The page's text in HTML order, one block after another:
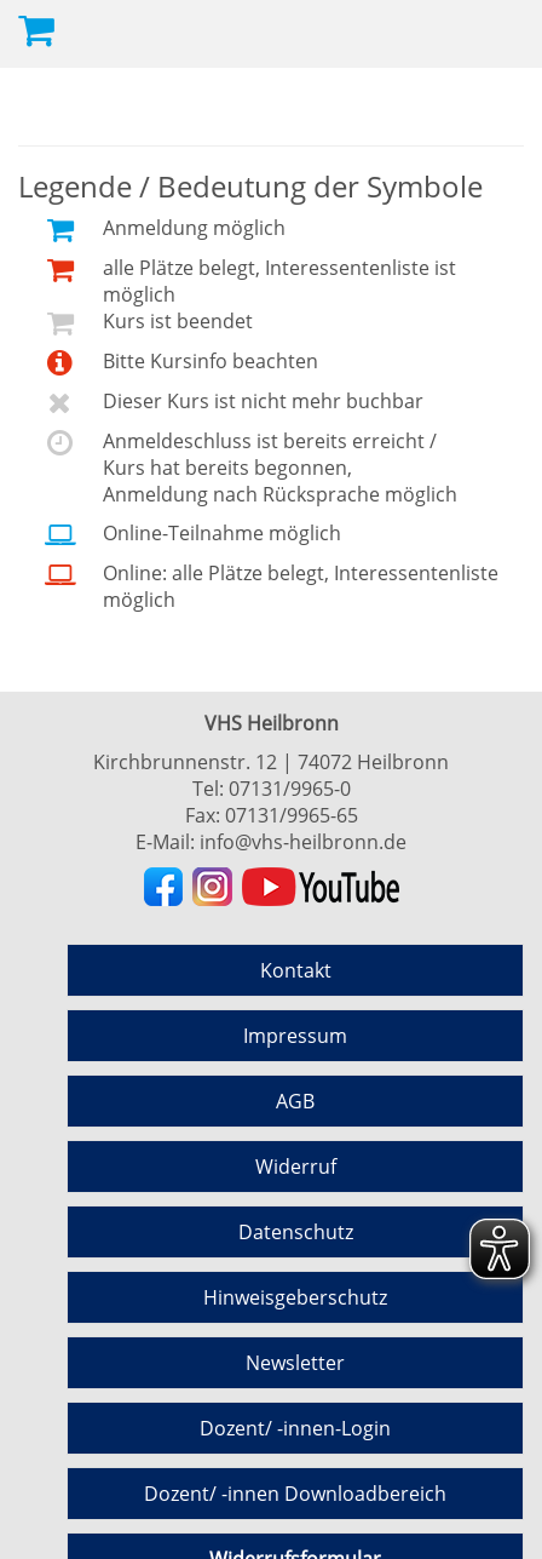
Legende / Bedeutung der Symbole
Anmeldung möglich
alle Plätze belegt, Interessentenliste ist
möglich
Kurs ist beendet
Bitte Kursinfo beachten
Dieser Kurs ist nicht mehr buchbar
Anmeldeschluss ist bereits erreicht /
Kurs hat bereits begonnen,
Anmeldung nach Rücksprache möglich
Online-Teilnahme möglich
Online: alle Plätze belegt, Interessentenliste
möglich
VHS Heilbronn
Kirchbrunnenstr. 12 | 74072 Heilbronn
Tel: 07131/9965-0
Fax: 07131/9965-65
E-Mail: info@vhs-heilbronn.de
Kontakt
Impressum
AGB
Widerruf
Datenschutz
Hinweisgeberschutz
Newsletter
Dozent/ -innen-Login
Dozent/ -innen Downloadbereich